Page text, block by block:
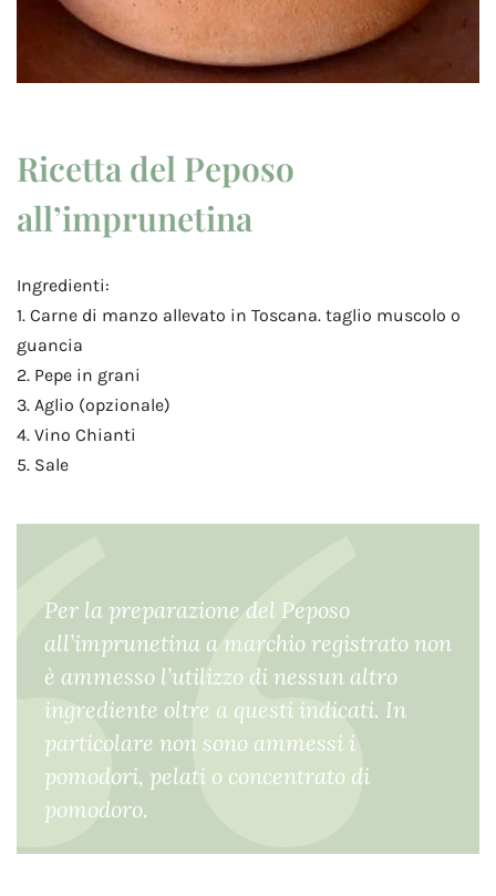
Ricetta del Peposo
all’imprunetina
Ingredienti:
1. Carne di manzo allevato in Toscana. taglio muscolo o
guancia
2. Pepe in grani
3. Aglio (opzionale)
4. Vino Chianti
5. Sale
Per la preparazione del Peposo
all’imprunetina a marchio registrato non
è ammesso l’utilizzo di nessun altro
ingrediente oltre a questi indicati. In
particolare non sono ammessi i
pomodori, pelati o concentrato di
pomodoro.